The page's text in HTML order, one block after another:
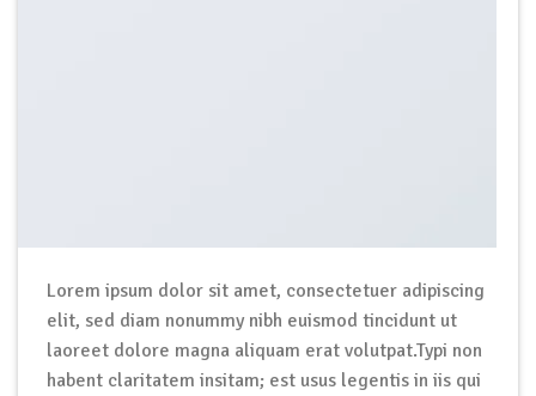
Lorem ipsum dolor sit amet, consectetuer adipiscing
elit, sed diam nonummy nibh euismod tincidunt ut
laoreet dolore magna aliquam erat volutpat.Typi non
habent claritatem insitam; est usus legentis in iis qui